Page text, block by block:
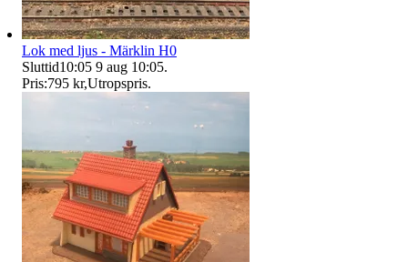
Lok med ljus - Märklin H0
Sluttid10:05 9 aug 10:05.
Pris:795 kr,Utropspris.